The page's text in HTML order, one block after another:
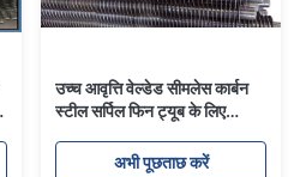
उच्च आवृत्ति वेल्डेड सीमलेस कार्बन
स्टील सर्पिल फिन ट्यूब के लिए
अभी पूछताछ करें